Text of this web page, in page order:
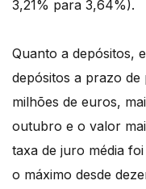
3,21% para 3,64%).
Quanto a depósitos,
depósitos a prazo de
milhões de euros,
outubro e o valor
taxa de juro média
o máximo desde